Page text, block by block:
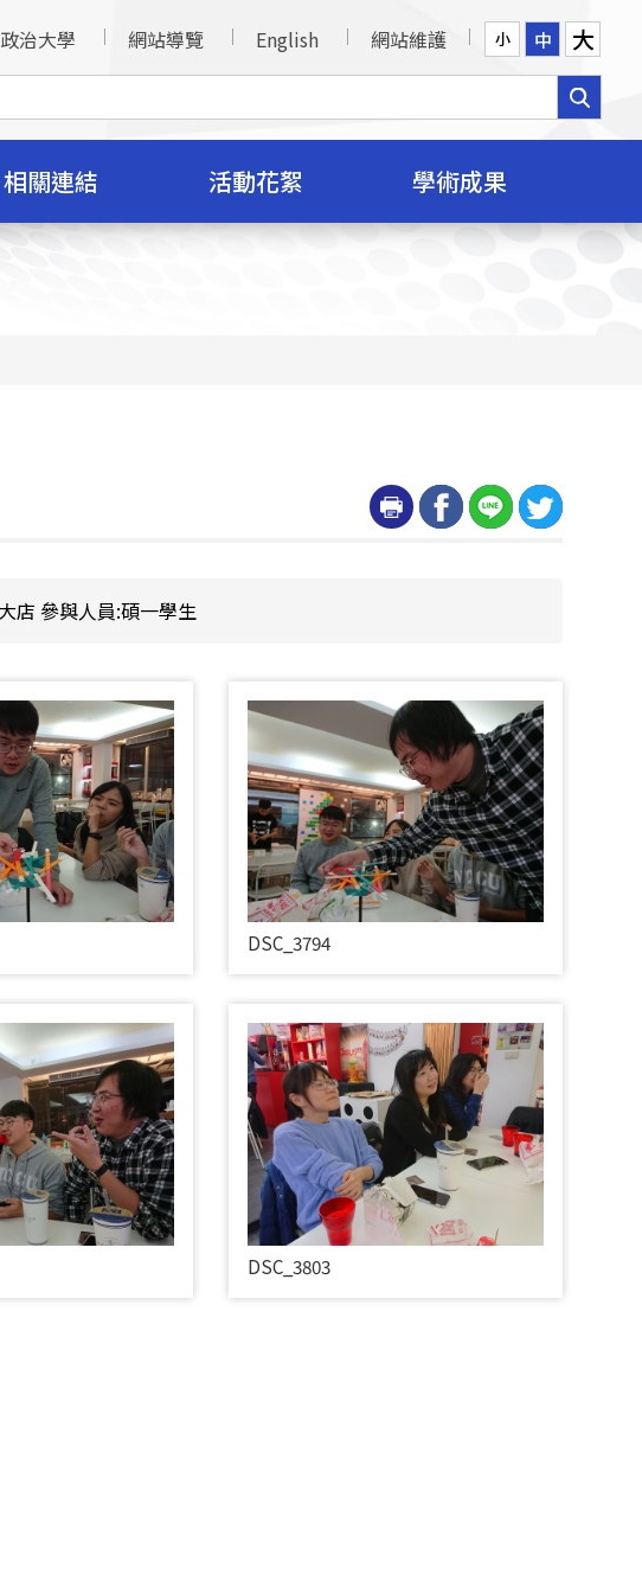
政治大學 網站導覽 English 網站維護 小 中 大
相關連結 活動花絮 學術成果
店 參與人員:碩一學生
DSC_3794
DSC_3803